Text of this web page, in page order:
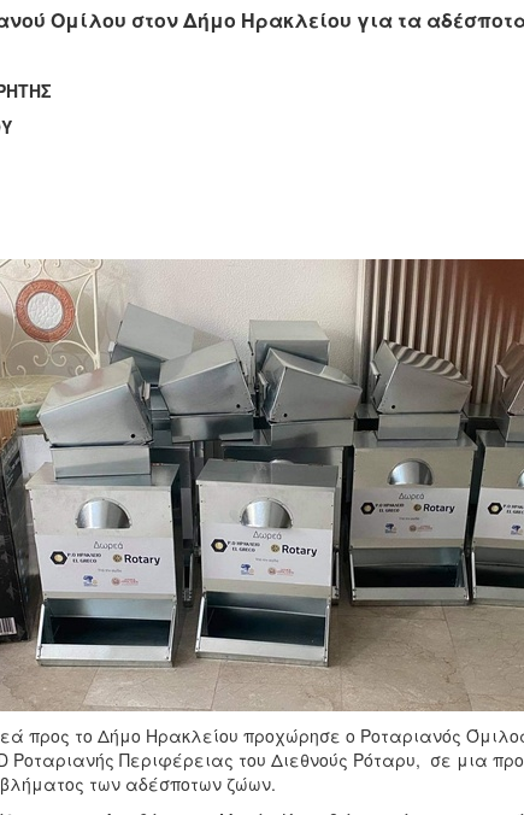
Ομίλου στον Δήμο Ηρακλείου για τα
προς το Δήμο Ηρακλείου προχώρησε ο Ροταριανός
Ροταριανής Περιφέρειας του Διεθνούς Ρόταρυ, σε μια
των αδέσποτων ζώων.